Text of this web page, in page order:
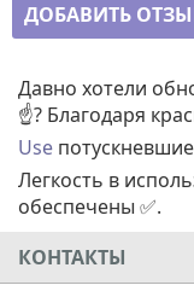
ДОБАВИТЬ
Давно хотели
☝️? Благодаря
Use
Легкость в
обеспечены ✅.
КОНТАКТЫ